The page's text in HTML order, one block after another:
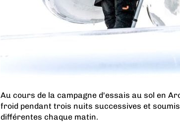
Au cours de la campagne d'essais au sol en
froid pendant trois nuits successives et
différentes chaque matin.